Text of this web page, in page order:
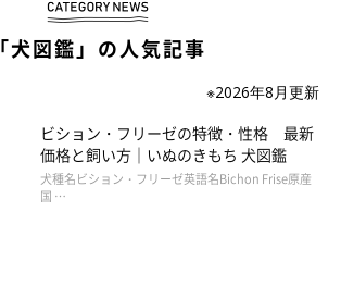
「犬図鑑」の人気記事
※2026年8月更新
ビション・フリーゼの特徴・性格 最新
価格と飼い方｜いぬのきもち 犬図鑑
犬種名ビション・フリーゼ英語名Bichon Frise原産
国 …